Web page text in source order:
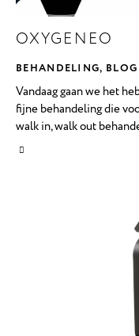
OXYGENEO
BEHANDELING, BLOG
Vandaag gaan we het
fijne behandeling die
walk in, walk out